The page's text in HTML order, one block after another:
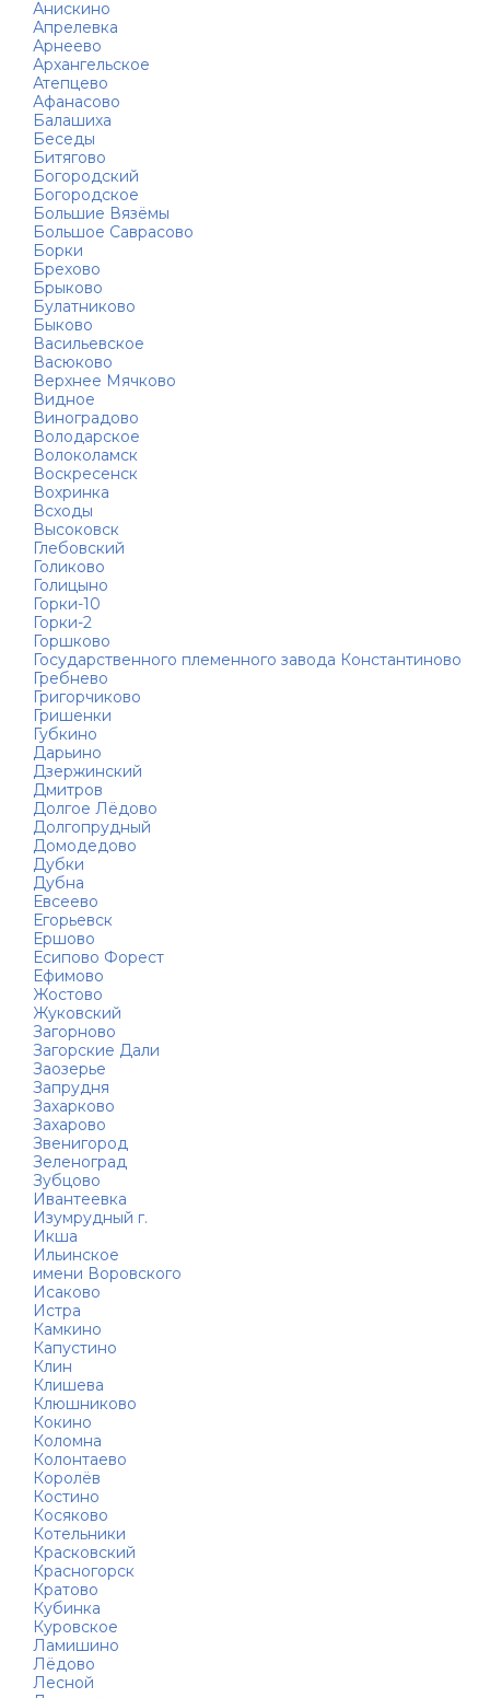
Анискино
Апрелевка
Арнеево
Архангельское
Атепцево
Афанасово
Балашиха
Беседы
Битягово
Богородский
Богородское
Большие Вязёмы
Большое Саврасово
Борки
Брехово
Брыково
Булатниково
Быково
Васильевское
Васюково
Верхнее Мячково
Видное
Виноградово
Володарское
Волоколамск
Воскресенск
Вохринка
Всходы
Высоковск
Глебовский
Голиково
Голицыно
Горки-10
Горки-2
Горшково
Государственного племенного завода Константиново
Гребнево
Григорчиково
Гришенки
Губкино
Дарьино
Дзержинский
Дмитров
Долгое Лёдово
Долгопрудный
Домодедово
Дубки
Дубна
Евсеево
Егорьевск
Ершово
Есипово Форест
Ефимово
Жостово
Жуковский
Загорново
Загорские Дали
Заозерье
Запрудня
Захарково
Захарово
Звенигород
Зеленоград
Зубцово
Ивантеевка
Изумрудный г.
Икша
Ильинское
имени Воровского
Исаково
Истра
Камкино
Капустино
Клин
Клишева
Клюшниково
Кокино
Коломна
Колонтаево
Королёв
Костино
Косяково
Котельники
Красковский
Красногорск
Кратово
Кубинка
Куровское
Ламишино
Лёдово
Лесной